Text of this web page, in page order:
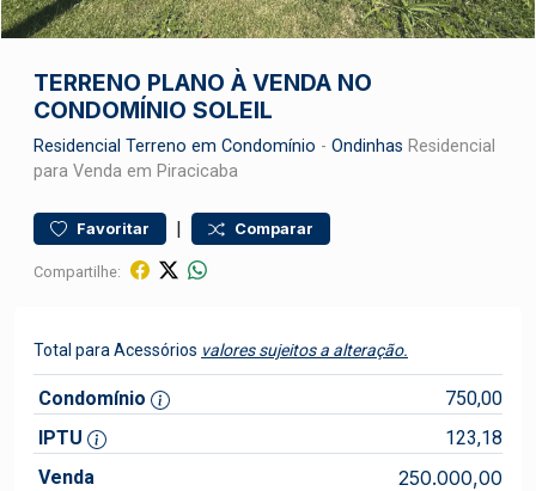
TERRENO PLANO À VENDA NO
CONDOMÍNIO SOLEIL
Residencial Terreno em Condomínio - Ondinhas Residencial
para Venda em Piracicaba
Favoritar | Comparar
Compartilhe:
Total para Acessórios valores sujeitos a alteração.
Condomínio
750,00
IPTU
123,18
Venda
250.000,00